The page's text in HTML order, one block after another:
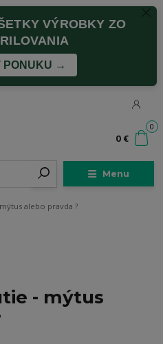
VÝROBKY ZO
PONUKU →
Menu
0
0 €
alebo pravda ?
- mýtus